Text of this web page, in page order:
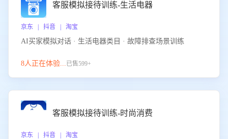
客服模拟接待训练-生活电器
京东 | 抖音 | 淘宝
AI买家模拟对话 · 生活电器类目 · 故障排查场景训练
8人正在体验...已售599+
客服模拟接待训练-时尚消费
京东 | 抖音 | 淘宝